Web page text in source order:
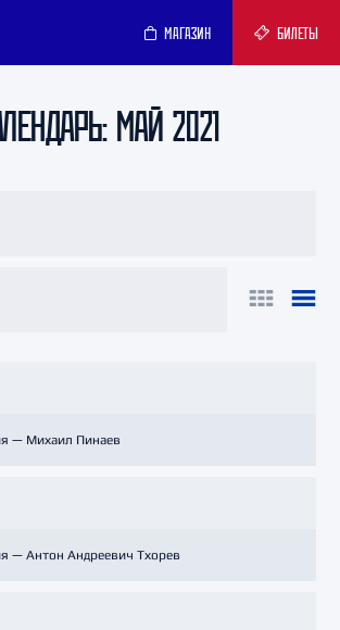
МАГАЗИН БИЛЕТЫ
МАЙ 2021
— Михаил Пинаев
— Антон Андреевич Тхорев